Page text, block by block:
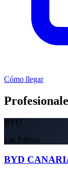
Cómo llegar
BYD
Las Palmas
BYD